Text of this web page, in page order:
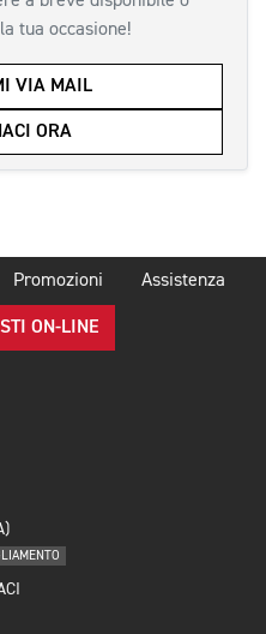
tua occasione!
VIA MAIL
ORA
Promozioni Assistenza
ON-LINE